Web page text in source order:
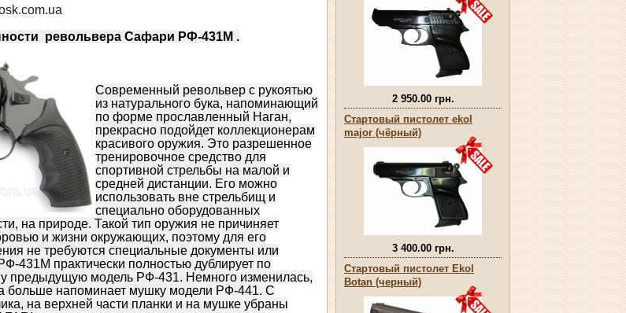
револьвера Сафари РФ-431М .
Современный револьвер с рукоятью
из натурального бука, напоминающий
по форме прославленный Наган,
прекрасно подойдет коллекционерам
красивого оружия. Это разрешенное
тренировочное средство для
спортивной стрельбы на малой и
средней дистанции. Его можно
использовать вне стрельбищ и
специально оборудованных
на природе. Такой тип оружия не причиняет
и жизни окружающих, поэтому для его
не требуются специальные документы или
431М практически полностью дублирует по
предыдущую модель РФ-431. Немного изменилась,
больше напоминает мушку модели РФ-441. С
на верхней части планки и на мушке убраны
2 950.00 грн.
Стартовый пистолет ekol
major (чёрный)
3 400.00 грн.
Стартовый пистолет Ekol
Botan (черный)